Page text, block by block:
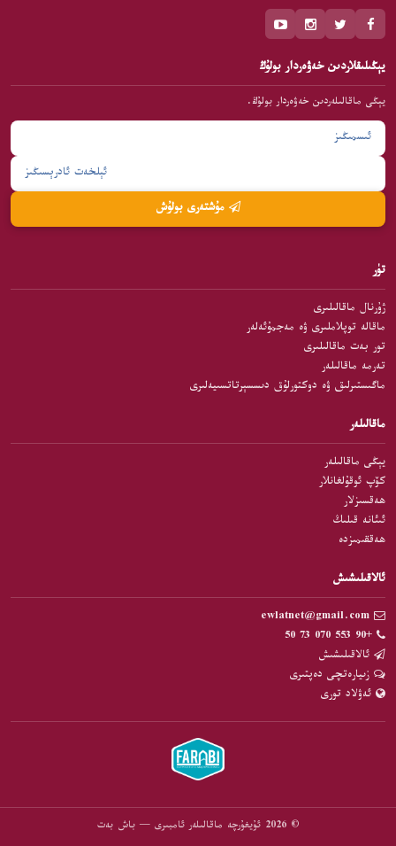
يېڭىلىقلاردىن خەۋەردار بولۇڭ
يېڭى ماقالىلەردىن خەۋەردار بولۇڭ.
تۈر
ژۇرنال ماقالىلىرى
ماقالە توپلاملىرى ۋە مەجمۇئەلەر
تور بەت ماقالىلىرى
تەرمە ماقالىلەر
ماگىستىرلىق ۋە دوكتورلۇق دىسسېرتاتسىيەلىرى
ماقالىلەر
يېڭى ماقالىلەر
كۆپ ئوقۇلغانلار
ھەقسىزلار
ئىئانە قىلىڭ
ھەققىمىزدە
ئالاقىلىشىش
+90 553 070 73 50
ئالاقىلىشىش
زىيارەتچى دەپتىرى
ئەۋلاد تورى
© 2026 ئۇيغۇرچە ماقالىلەر ئامبىرى — باش بەت